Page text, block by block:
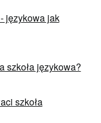
językowa jak
szkoła językowa?
szkoła